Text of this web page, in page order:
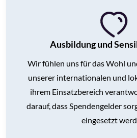
Ausbildung und
Wir fühlen uns für das Wohl
unserer internationalen und
ihrem Einsatzbereich
darauf, dass Spendengelder
eingesetzt